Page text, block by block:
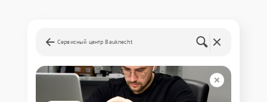
Сервисный центр Bauknecht